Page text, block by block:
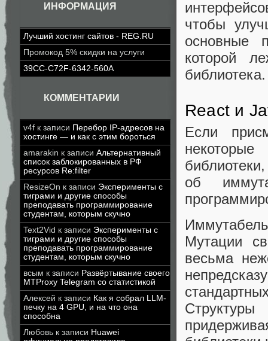
ИНФОРМАЦИЯ
Лучший хостинг сайтов - REG.RU
Промокод 5% скидки на услуги
39CC-C72F-6342-560A
КОММЕНТАРИИ
v4f к записи Перебор IP-адресов на
хостинге — и как с этим бороться
amarakin к записи Альтернативный
список заблокированных в РФ
ресурсов Re:filter
ResizeOn к записи Эксперименты с
тиграми и другие способы
преподавать программирование
студентам, которым скучно
Text2Vid к записи Эксперименты с
тиграми и другие способы
преподавать программирование
студентам, которым скучно
всым к записи Развёртывание своего
MTProxy Telegram со статистикой
Алексей к записи Как я собрал LLM-
печку на 4 GPU, и на что она
способна
Любовь к записи Huawei
чтобы
основные
которой
библиотека.
React и
Если
об
Мутации
весьма